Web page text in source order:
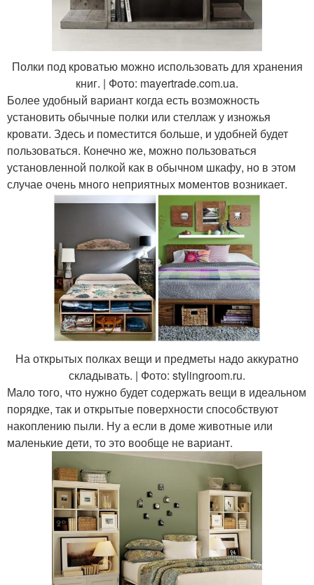
Полки под кроватью можно использовать для хранения
книг. | Фото: mayertrade.com.ua.
Более удобный вариант когда есть возможность
установить обычные полки или стеллаж у изножья
кровати. Здесь и поместится больше, и удобней будет
пользоваться. Конечно же, можно пользоваться
установленной полкой как в обычном шкафу, но в этом
случае очень много неприятных моментов возникает.
На открытых полках вещи и предметы надо аккуратно
складывать. | Фото: stylingroom.ru.
Мало того, что нужно будет содержать вещи в идеальном
порядке, так и открытые поверхности способствуют
накоплению пыли. Ну а если в доме животные или
маленькие дети, то это вообще не вариант.